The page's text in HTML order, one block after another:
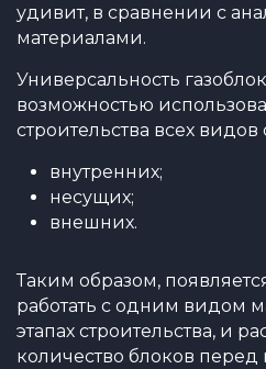
удивит, в сравнении с
материалами.
Универсальность
возможностью
строительства всех видов
внутренних;
несущих;
внешних.
Таким образом,
работать с одним видом
этапах строительства, и
количество блоков